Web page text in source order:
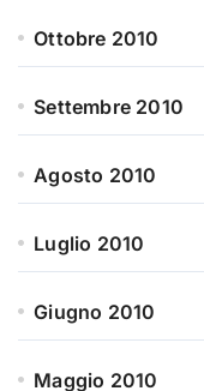
Ottobre 2010
Settembre 2010
Agosto 2010
Luglio 2010
Giugno 2010
Maggio 2010